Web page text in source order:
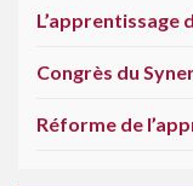
L’apprentissage
Congrès du
Réforme de